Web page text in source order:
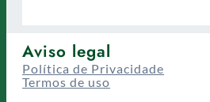
Aviso legal
Política de Privacidade
Termos de uso